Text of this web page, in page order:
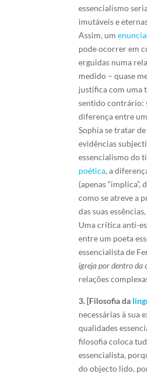
essencialismo
imutáveis e
Assim, um
pode ocorrer em
erguidas numa
medido – quase
justifica com uma
sentido contrário:
diferença entre
Sophia se tratar
evidências
essencialismo do
poética, a
(apenas
como se atreve a
das suas
Uma crítica anti-
entre um poeta
essencialista de
igreja por dentro da
relações
3. [Filosofia da
necessárias à sua
qualidades
filosofia coloca
essencialista,
do objecto lido,